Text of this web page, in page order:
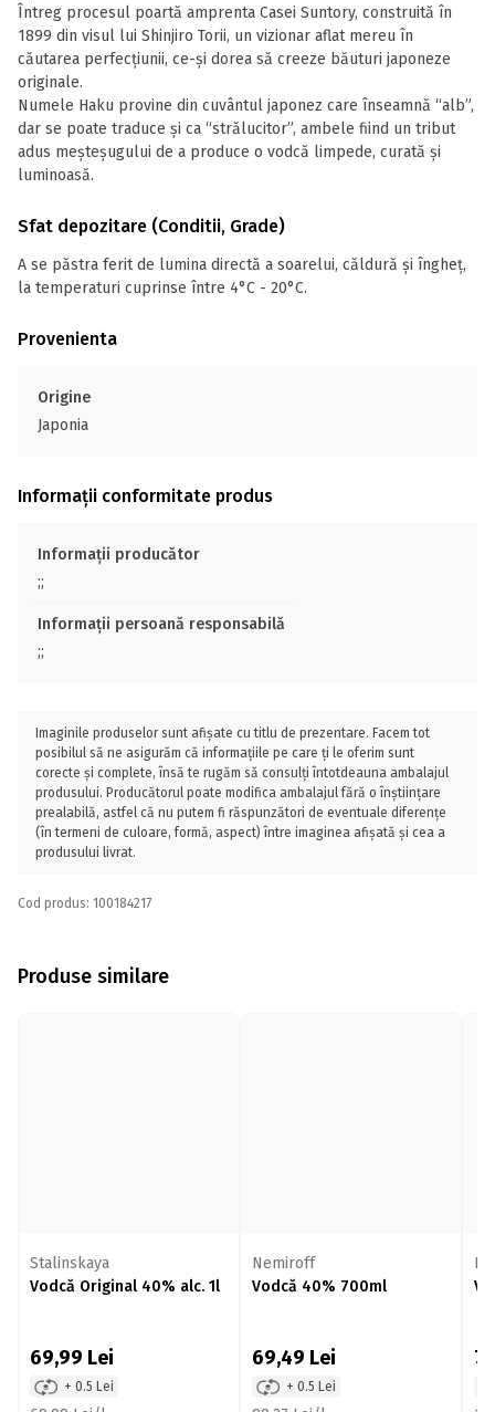
Întreg procesul poartă amprenta Casei Suntory, construită în
1899 din visul lui Shinjiro Torii, un vizionar aflat mereu în
căutarea perfecțiunii, ce-și dorea să creeze băuturi japoneze
originale.
Numele Haku provine din cuvântul japonez care înseamnă “alb”,
dar se poate traduce și ca “strălucitor”, ambele fiind un tribut
adus meșteșugului de a produce o vodcă limpede, curată și
luminoasă.
Sfat depozitare (Conditii, Grade)
A se păstra ferit de lumina directă a soarelui, căldură și îngheț,
la temperaturi cuprinse între 4°C - 20°C.
Provenienta
Origine
Japonia
Informații conformitate produs
Informații producător
;;
Informații persoană responsabilă
;;
Imaginile produselor sunt afișate cu titlu de prezentare. Facem tot
posibilul să ne asigurăm că informațiile pe care ți le oferim sunt
corecte și complete, însă te rugăm să consulți întotdeauna ambalajul
produsului. Producătorul poate modifica ambalajul fără o înștiințare
prealabilă, astfel că nu putem fi răspunzători de eventuale diferențe
(în termeni de culoare, formă, aspect) între imaginea afișată și cea a
produsului livrat.
Cod produs: 100184217
Produse similare
Stalinskaya
Vodcă Original 40% alc. 1l
69,99 Lei
+ 0.5 Lei
Nemiroff
Vodcă 40% 700ml
69,49 Lei
+ 0.5 Lei